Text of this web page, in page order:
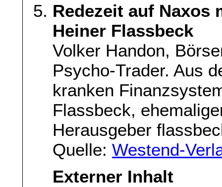
Redezeit auf Naxos
Heiner Flassbeck
Volker Handon,
Psycho-Trader. Aus
kranken
Flassbeck,
Herausgeber
Quelle:Westend-
Externer Inhalt